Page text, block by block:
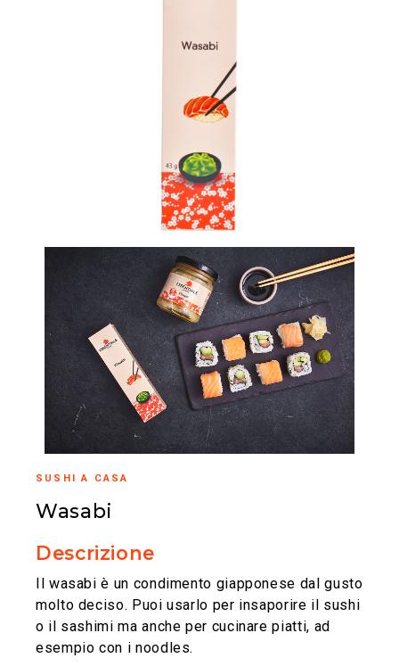
SUSHI A CASA
Wasabi
Descrizione
Il wasabi è un condimento giapponese dal gusto
molto deciso. Puoi usarlo per insaporire il sushi
o il sashimi ma anche per cucinare piatti, ad
esempio con i noodles.